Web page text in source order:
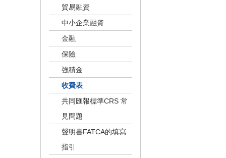
貿易融資
中小企業融資
金融
保險
強積金
收費表
共同匯報標準CRS 常
見問題
聲明書FATCA的填寫
指引